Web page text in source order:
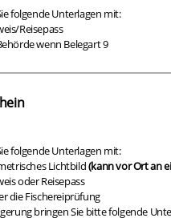
folgende Unterlagen mit:
Reisepass
wenn Belegart 9
folgende Unterlagen mit:
Lichtbild(kann vor Ort an
oder Reisepass
die Fischereiprüfung
bringen Sie bitte folgende